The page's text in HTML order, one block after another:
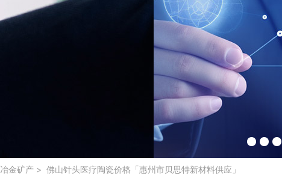
冶金矿产> 佛山针头医疗陶瓷价格「惠州市贝思特新材料供应」